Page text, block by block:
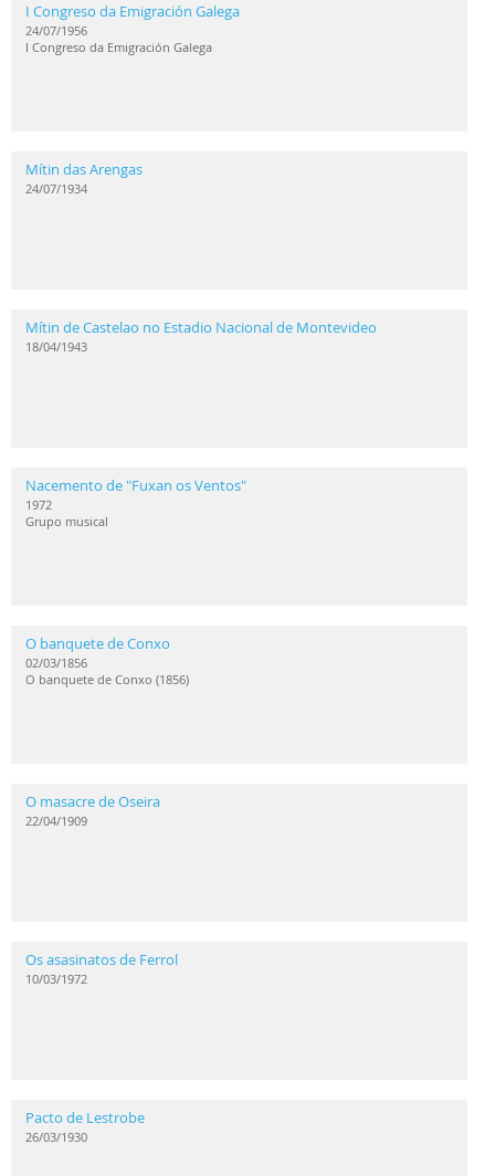
I Congreso da Emigración Galega
24/07/1956
I Congreso da Emigración Galega
Mítin das Arengas
24/07/1934
Mítin de Castelao no Estadio Nacional de Montevideo
18/04/1943
Nacemento de "Fuxan os Ventos"
1972
Grupo musical
O banquete de Conxo
02/03/1856
O banquete de Conxo (1856)
O masacre de Oseira
22/04/1909
Os asasinatos de Ferrol
10/03/1972
Pacto de Lestrobe
26/03/1930